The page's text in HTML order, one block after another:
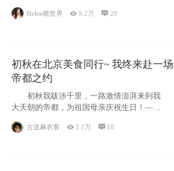
不例外。本来双双辞职是为
Helen晓世界 9.2万 29
初秋在北京美食同行~ 我终来赴一场
帝都之约
初秋我跋涉千里，一路激情澎湃来到我
大天朝的帝都，为祖国母亲庆祝生日！——
古道麻衣客 2.1万  18